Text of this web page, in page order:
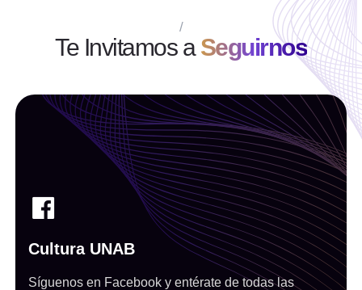
/
Te Invitamos aSeguirnos
Cultura UNAB
Síguenos en Facebook y entérate de todas las